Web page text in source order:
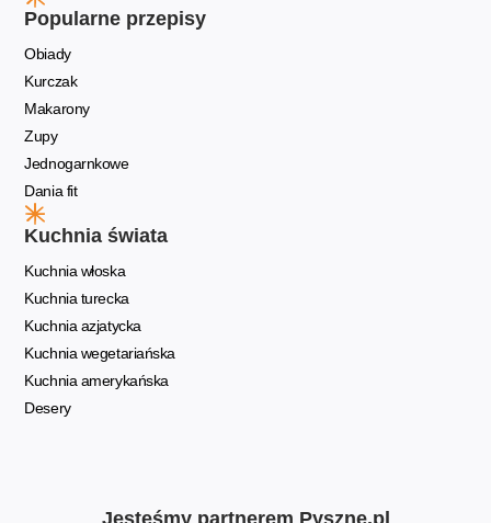
Popularne przepisy
Obiady
Kurczak
Makarony
Zupy
Jednogarnkowe
Dania fit
Kuchnia świata
Kuchnia włoska
Kuchnia turecka
Kuchnia azjatycka
Kuchnia wegetariańska
Kuchnia amerykańska
Desery
Jesteśmy partnerem Pyszne.pl